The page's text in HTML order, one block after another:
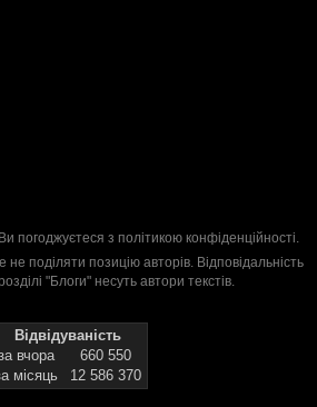
погоджуєтеся з політикою конфіденційності.
поділяти позицію авторів. Відповідальність
"Блоги" несуть автори текстів.
Відвідуваність
вчора
660 550
місяць
12 586 370